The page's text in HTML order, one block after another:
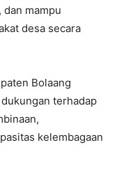
mampu
desa secara
Bolaang
terhadap
kelembagaan